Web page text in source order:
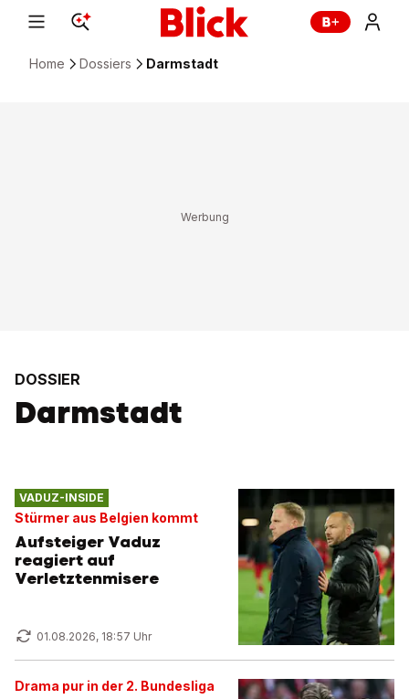
Home Dossiers Darmstadt
DOSSIER
Darmstadt
VADUZ-INSIDE
Stürmer aus Belgien kommt
Aufsteiger Vaduz
reagiert auf
Verletztenmisere
01.08.2026, 18:57 Uhr
Drama pur in der 2. Bundesliga